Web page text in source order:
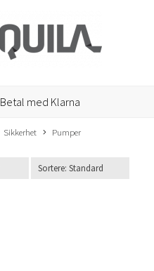
Betal med Klarna
Sikkerhet Pumper